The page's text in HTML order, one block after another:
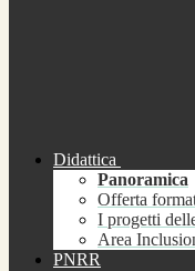
Didattica
Panoramica
Offerta
I progetti
Area
PNRR